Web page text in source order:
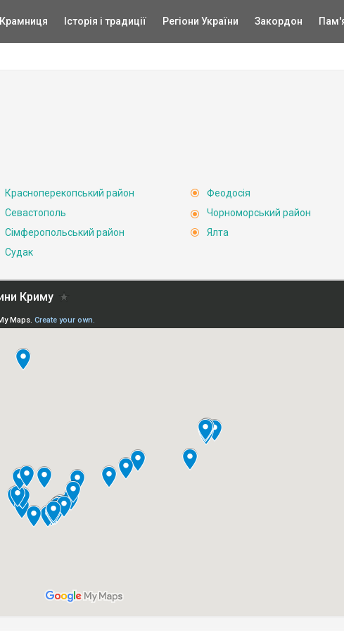
Крамниця Історія і традиції Регіони України Закордон
Красноперекопський район
Севастополь
Сімферопольський район
Судак
Феодосія
Чорноморський район
Ялта